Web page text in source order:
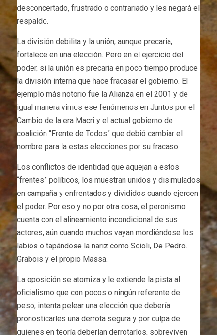
desconcertado, frustrado o contrariado y les negará el
respaldo.
La división debilita y la unión, aunque precaria,
fortalece en una elección. Pero en el ejercicio del
poder, si la unión es precaria en poco tiempo produce
la división interna que hace fracasar el gobierno. El
ejemplo más notorio fue la Alianza en el 2001 y de
igual manera vimos ese fenómenos en Juntos por el
Cambio de la era Macri y el actual gobierno de
coalición “Frente de Todos” que debió cambiar el
nombre para la estas elecciones por su fracaso.
Los conflictos de identidad que aquejan a estos
“frentes” políticos, los muestran unidos y disimulados
en campaña y enfrentados y divididos cuando ejercen
el poder. Por eso y no por otra cosa, el peronismo
cuenta con el alineamiento incondicional de sus
actores, aún cuando muchos vayan mordiéndose los
labios o tapándose la nariz como Scioli, De Pedro,
Grabois y el propio Massa.
La oposición se atomiza y le extiende la pista al
oficialismo que con pocos o ningún referente de
peso, intenta pelear una elección que debería
pronosticarles una derrota segura y por culpa de
quienes en teoría deberían derrotarlos, sobreviven